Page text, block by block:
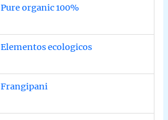
Pure organic 100%
Elementos ecologicos
Frangipani